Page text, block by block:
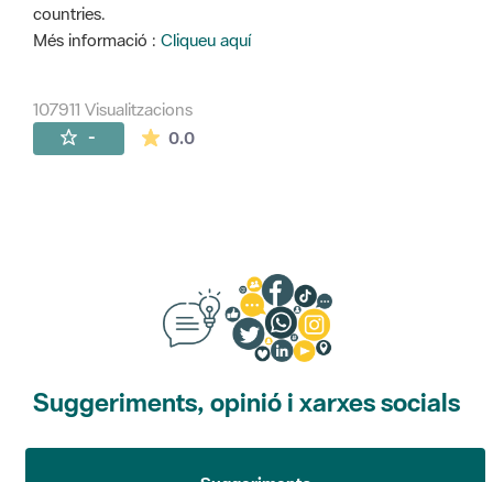
countries.
Més informació : Cliqueu aquí
107911 Visualitzacions
- 0.0La mitjana de les valoracions és de 0
Suggeriments, opinió i xarxes socials